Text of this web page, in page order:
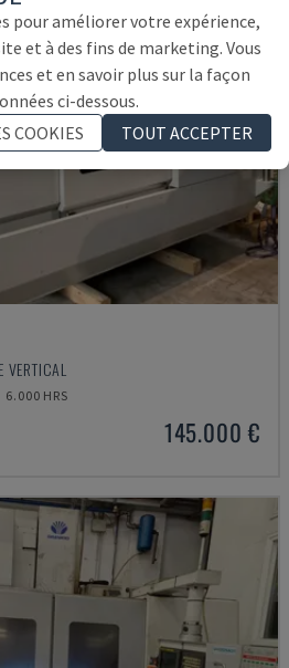
VERTICAL
6.000 HRS
145.000 €
pour améliorer votre expérience,
et à des fins de marketing. Vous
et en savoir plus sur la façon
ci-dessous.
COOKIES
TOUT ACCEPTER